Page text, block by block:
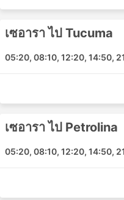
Pernambucana
ได้แก่:
Barbalha
Pernambucana จุ
รถบัสของ
รายการของเส้นทางที่ได้
เซอารา ไป Tucuma
05:20, 08:10, 12:20, 14:50,
เซอารา ไป Petrolina
05:20, 08:10, 12:20, 14:50,